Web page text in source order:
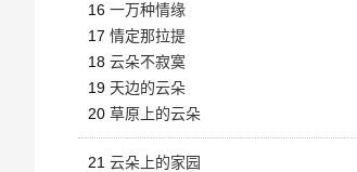
16 一万种情缘
17 情定那拉提
18 云朵不寂寞
19 天边的云朵
20 草原上的云朵
21 云朵上的家园